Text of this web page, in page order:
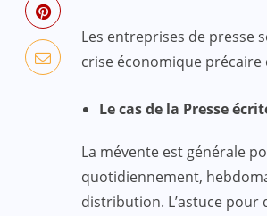
Les entreprises de presse
crise économique
Le cas de la Presse
La mévente est générale
quotidiennement,
distribution. L’astuce pour